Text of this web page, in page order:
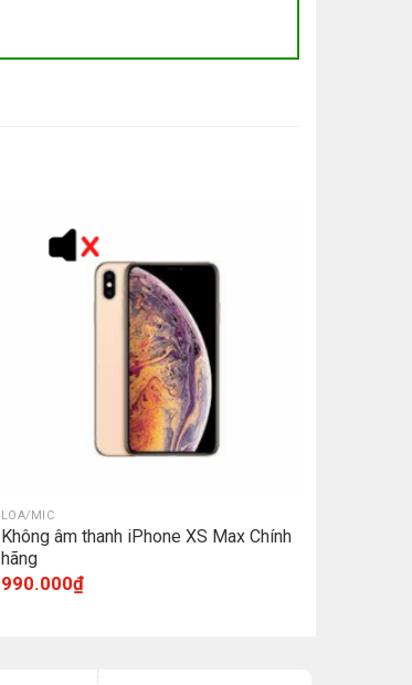
LOA/MIC
Không âm thanh iPhone XS Max Chính
hãng
990.000₫